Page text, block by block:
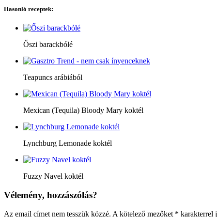
Hasonló receptek:
Őszi barackbólé
Teapuncs arábiából
Mexican (Tequila) Bloody Mary koktél
Lynchburg Lemonade koktél
Fuzzy Navel koktél
Vélemény, hozzászólás?
Az email címet nem tesszük közzé. A kötelező mezőket * karakterrel